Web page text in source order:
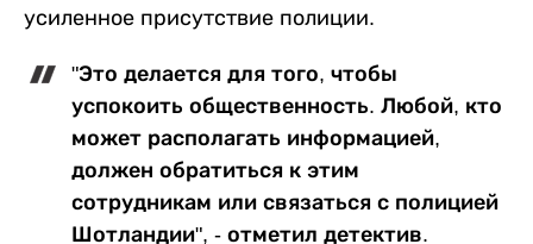
усиленное присутствие полиции.
"Это делается для того, чтобы
успокоить общественность. Любой, кто
может располагать информацией,
должен обратиться к этим
сотрудникам или связаться с полицией
Шотландии", - отметил детектив.